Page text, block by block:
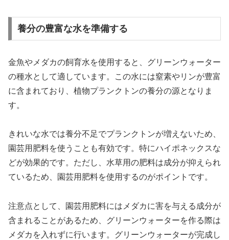
養分の豊富な水を準備する
金魚やメダカの飼育水を使用すると、グリーンウォーター
の種水として適しています。この水には窒素やリンが豊富
に含まれており、植物プランクトンの養分の源となりま
す。
きれいな水では養分不足でプランクトンが増えないため、
園芸用肥料を使うことも有効です。特にハイポネックスな
どが効果的です。ただし、水草用の肥料は成分が抑えられ
ているため、園芸用肥料を使用するのがポイントです。
注意点として、園芸用肥料にはメダカに害を与える成分が
含まれることがあるため、グリーンウォーターを作る際は
メダカを入れずに行います。グリーンウォーターが完成し